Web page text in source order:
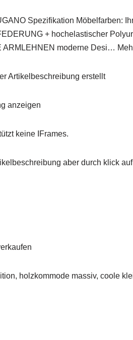
Spezifikation Möbelfarben:
+ hochelastischer
ARMLEHNEN moderne Desi…
Artikelbeschreibung erstellt
anzeigen
keine IFrames.
aber durch klick
holzkommode massiv, coole